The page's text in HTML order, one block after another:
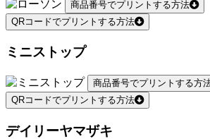
商品番号でプリントする方法
QRコードでプリントする方法
ミニストップ
商品番号でプリントする方
QRコードでプリントする方法
デイリーヤマザキ